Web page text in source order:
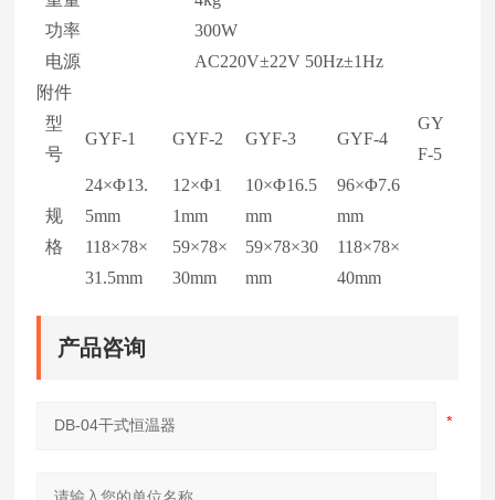
功率
300W
电源
AC220V±22V 50Hz±1Hz
附件
型
号
GYF-1 GYF-2 GYF-3 GYF-4
GY
F-5
规
格
24×Φ13.
5mm
118×78×
31.5mm
12×Φ1
1mm
59×78×
30mm
10×Φ16.5
mm
59×78×30
mm
96×Φ7.6
mm
118×78×
40mm
产品咨询